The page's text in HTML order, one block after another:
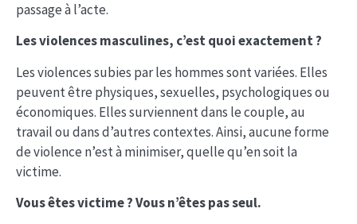
passage à l’acte.
Les violences masculines, c’est quoi exactement ?
Les violences subies par les hommes sont variées. Elles
peuvent être physiques, sexuelles, psychologiques ou
économiques. Elles surviennent dans le couple, au
travail ou dans d’autres contextes. Ainsi, aucune forme
de violence n’est à minimiser, quelle qu’en soit la
victime.
Vous êtes victime ? Vous n’êtes pas seul.